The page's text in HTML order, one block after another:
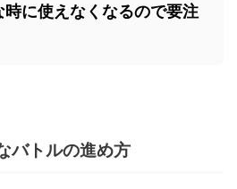
時に使えなくなるので要注
バトルの進め方